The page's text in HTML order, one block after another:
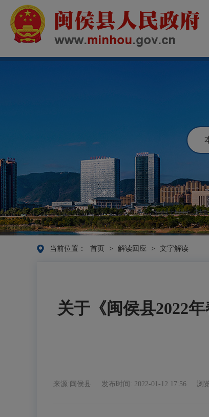
当前位置： 首页 > 解读回应 > 文字解读
关于《闽侯县2022
来源:闽侯县 发布时间: 2022-01-12 17:56 浏